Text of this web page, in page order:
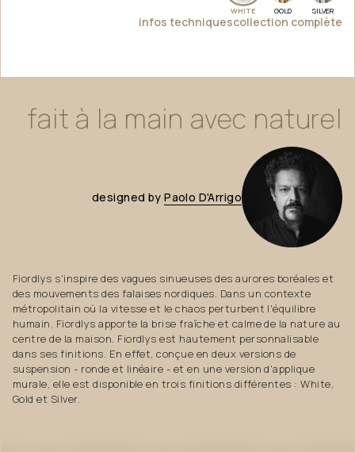
WHITE GOLD SILVER
infos techniquescollection complète
fait à la main avec naturel
designed by Paolo D'Arrigo
Fiordlys s'inspire des vagues sinueuses des aurores boréales et
des mouvements des falaises nordiques. Dans un contexte
métropolitain où la vitesse et le chaos perturbent l'équilibre
humain, Fiordlys apporte la brise fraîche et calme de la nature au
centre de la maison. Fiordlys est hautement personnalisable
dans ses finitions. En effet, conçue en deux versions de
suspension - ronde et linéaire - et en une version d'applique
murale, elle est disponible en trois finitions différentes : White,
Gold et Silver.